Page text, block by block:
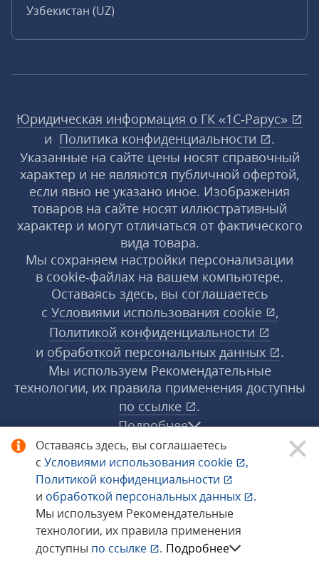
Оставаясь здесь, вы соглашаетесь
с Условиями использования cookie
,
Политикой конфиденциальности
и обработкой персональных данных
.
Мы используем Рекомендательные
технологии, их правила применения
доступны по ссылке . Подробнее
Узбекистан (UZ)
Юридическая информация о ГК «1С‑Рарус»
и Политика конфиденциальности
.
Указанные на сайте цены носят справочный
характер и не являются публичной офертой,
если явно не указано иное. Изображения
товаров на сайте носят иллюстративный
характер и могут отличаться от фактического
вида товара.
Мы сохраняем настройки персонализации
в cookie‑файлах на вашем компьютере.
Оставаясь здесь, вы соглашаетесь
с Условиями использования cookie
,
Политикой конфиденциальности
и обработкой персональных данных
.
Мы используем Рекомендательные
технологии, их правила применения доступны
по ссылке
.
Подробнее
© 1998−2026 «1С‑Рарус» ®. Все права
защищены.
Сообщить об ошибке